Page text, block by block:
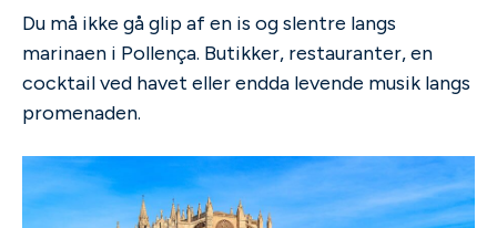
Du må ikke gå glip af en is og slentre langs
marinaen i Pollença. Butikker, restauranter, en
cocktail ved havet eller endda levende musik langs
promenaden.